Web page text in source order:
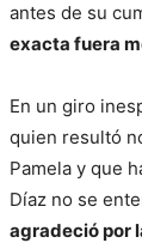
antes de su
exacta fuera
En un giro
quien resultó
Pamela y que
Díaz no se
agradeció por